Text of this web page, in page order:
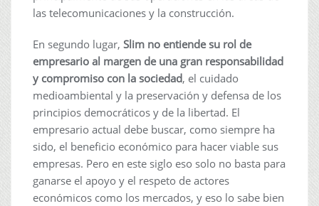
las telecomunicaciones y la construcción.
En segundo lugar, Slim no entiende su rol de
empresario al margen de una gran responsabilidad
y compromiso con la sociedad, el cuidado
medioambiental y la preservación y defensa de los
principios democráticos y de la libertad. El
empresario actual debe buscar, como siempre ha
sido, el beneficio económico para hacer viable sus
empresas. Pero en este siglo eso solo no basta para
ganarse el apoyo y el respeto de actores
económicos como los mercados, y eso lo sabe bien